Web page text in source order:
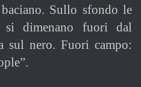
Sullo sfondo le
dimenano fuori dal
sul nero. Fuori campo: